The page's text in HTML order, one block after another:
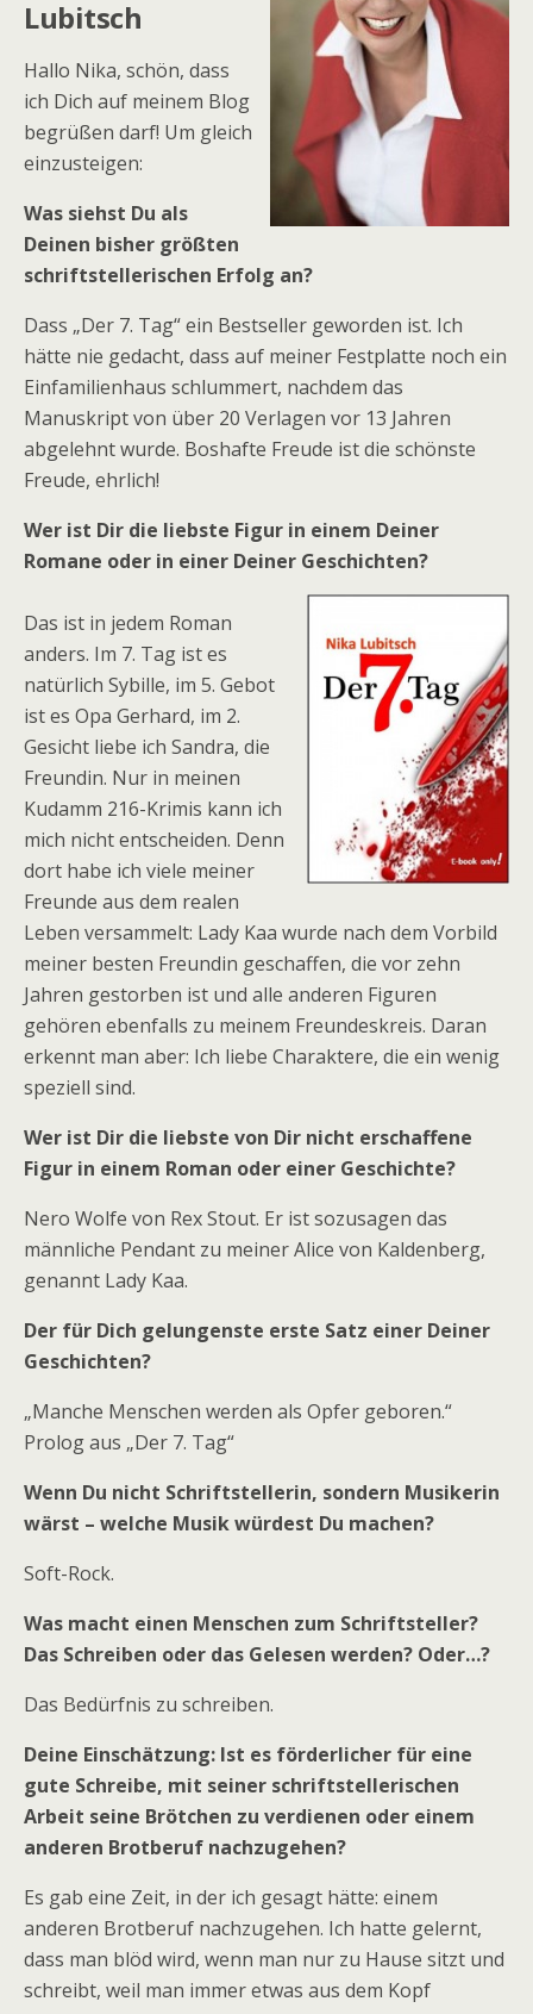
Lubitsch
Hallo Nika, schön, dass
ich Dich auf meinem Blog
begrüßen darf! Um gleich
einzusteigen:
Was siehst Du als
Deinen bisher größten
schriftstellerischen Erfolg an?
Dass „Der 7. Tag“ ein Bestseller geworden ist. Ich
hätte nie gedacht, dass auf meiner Festplatte noch ein
Einfamilienhaus schlummert, nachdem das
Manuskript von über 20 Verlagen vor 13 Jahren
abgelehnt wurde. Boshafte Freude ist die schönste
Freude, ehrlich!
Wer ist Dir die liebste Figur in einem Deiner
Romane oder in einer Deiner Geschichten?
Das ist in jedem Roman
anders. Im 7. Tag ist es
natürlich Sybille, im 5. Gebot
ist es Opa Gerhard, im 2.
Gesicht liebe ich Sandra, die
Freundin. Nur in meinen
Kudamm 216-Krimis kann ich
mich nicht entscheiden. Denn
dort habe ich viele meiner
Freunde aus dem realen
Leben versammelt: Lady Kaa wurde nach dem Vorbild
meiner besten Freundin geschaffen, die vor zehn
Jahren gestorben ist und alle anderen Figuren
gehören ebenfalls zu meinem Freundeskreis. Daran
erkennt man aber: Ich liebe Charaktere, die ein wenig
speziell sind.
Wer ist Dir die liebste von Dir nicht erschaffene
Figur in einem Roman oder einer Geschichte?
Nero Wolfe von Rex Stout. Er ist sozusagen das
männliche Pendant zu meiner Alice von Kaldenberg,
genannt Lady Kaa.
Der für Dich gelungenste erste Satz einer Deiner
Geschichten?
„Manche Menschen werden als Opfer geboren.“
Prolog aus „Der 7. Tag“
Wenn Du nicht Schriftstellerin, sondern Musikerin
wärst – welche Musik würdest Du machen?
Soft-Rock.
Was macht einen Menschen zum Schriftsteller?
Das Schreiben oder das Gelesen werden? Oder…?
Das Bedürfnis zu schreiben.
Deine Einschätzung: Ist es förderlicher für eine
gute Schreibe, mit seiner schriftstellerischen
Arbeit seine Brötchen zu verdienen oder einem
anderen Brotberuf nachzugehen?
Es gab eine Zeit, in der ich gesagt hätte: einem
anderen Brotberuf nachzugehen. Ich hatte gelernt,
dass man blöd wird, wenn man nur zu Hause sitzt und
schreibt, weil man immer etwas aus dem Kopf